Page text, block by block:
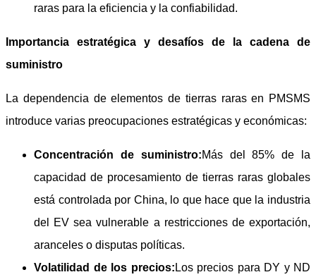
raras para la eficiencia y la confiabilidad.
Importancia estratégica y desafíos de la cadena de
suministro
La dependencia de elementos de tierras raras en PMSMS
introduce varias preocupaciones estratégicas y económicas:
Concentración de suministro:Más del 85% de la
capacidad de procesamiento de tierras raras globales
está controlada por China, lo que hace que la industria
del EV sea vulnerable a restricciones de exportación,
aranceles o disputas políticas.
Volatilidad de los precios: Los precios para DY y ND